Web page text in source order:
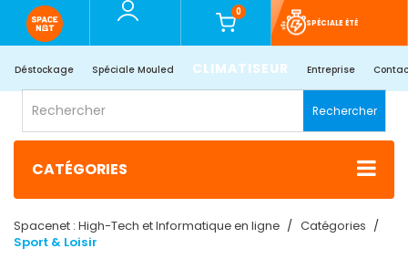
0
SPÉCIALE ÉTÉ
Déstockage Spéciale Mouled CLIMATISEUR Entreprise
Rechercher
CATÉGORIES
Spacenet : High-Tech et Informatique en ligne
Catégories
Sport & Loisir